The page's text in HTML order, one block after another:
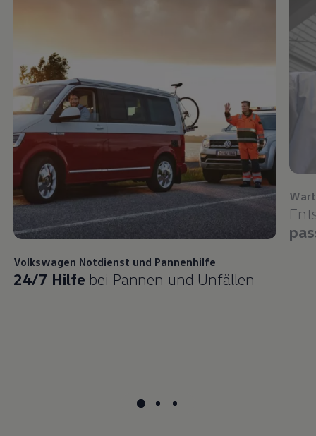
Volkswagen Notdienst und Pannenhilfe
24/7 Hilfe bei Pannen und Unfällen